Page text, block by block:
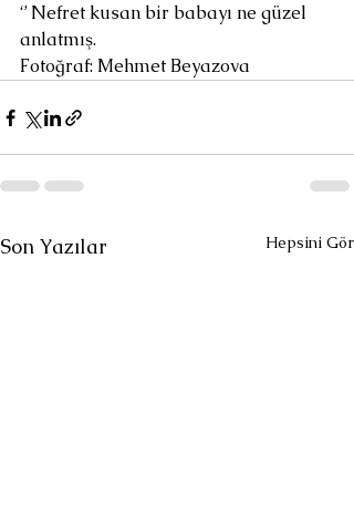
‘’ Nefret kusan bir babayı ne güzel
anlatmış.
Fotoğraf: Mehmet Beyazova
Son Yazılar Hepsini Gör